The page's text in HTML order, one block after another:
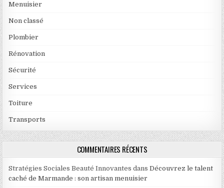
Menuisier
Non classé
Plombier
Rénovation
Sécurité
Services
Toiture
Transports
COMMENTAIRES RÉCENTS
Stratégies Sociales Beauté Innovantes dansDécouvrez le talent
caché de Marmande : son artisan menuisier